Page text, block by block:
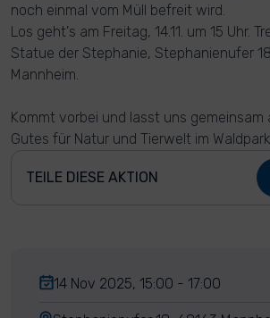
noch einmal vom Müll befreit wird.
Los geht's am Freitag, 14.11. um 15 Uhr.
Statue der Stephanie, Stephanienufer
Mannheim.
Kommt vorbei und lasst uns gemeinsam
Gutes für Natur und Tierwelt im
TEILE DIESE AKTION
14 Nov 2025, 15:00 - 17:00